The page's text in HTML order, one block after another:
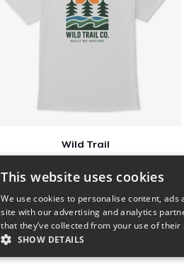
Wild Trail
This website uses cookies
We use cookies to personalise content,
site with our advertising and analytics
that they’ve collected from your use of their
SHOW DETAILS